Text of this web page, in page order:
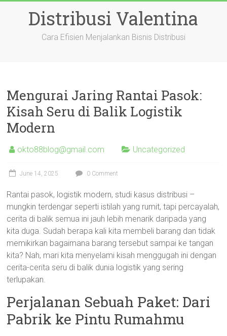
Distribusi Valentina
Cara Efisien Menjalankan Bisnis Distribusi
Mengurai Jaring Rantai Pasok:
Kisah Seru di Balik Logistik
Modern
okto88blog@gmail.com Uncategorized
June 14, 2025 0 Comment
Rantai pasok, logistik modern, studi kasus distribusi –
mungkin terdengar seperti istilah yang rumit, tapi percayalah,
cerita di balik semua ini jauh lebih menarik daripada yang
kita duga. Sudah berapa kali kita membeli barang dan tidak
memikirkan bagaimana barang tersebut sampai ke tangan
kita? Nah, mari kita menyelami kisah menggugah ini dengan
cerita-cerita seru di balik dunia logistik yang sering
terlupakan.
Perjalanan Sebuah Paket: Dari
Pabrik ke Pintu Rumahmu